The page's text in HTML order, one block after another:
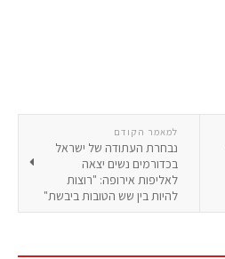
למאמר הקודם
נבחרת העתודה של ישראל
בכדורמים נשים יצאה
לאליפות אירופה: "רוצות
להיות בין שש הטובות ביבשת"